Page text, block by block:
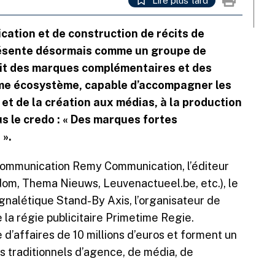
et de construction de récits de
désormais comme un groupe de
des marques complémentaires et des
écosystème, capable d’accompagner les
de la création aux médias, à la production
le credo : « Des marques fortes
Remy Communication, l’éditeur
Thema Nieuws, Leuvenactueel.be, etc.), le
Stand-By Axis, l’organisateur de
la régie publicitaire Primetime Regie.
de 10 millions d’euros et forment un
d’agence, de média, de